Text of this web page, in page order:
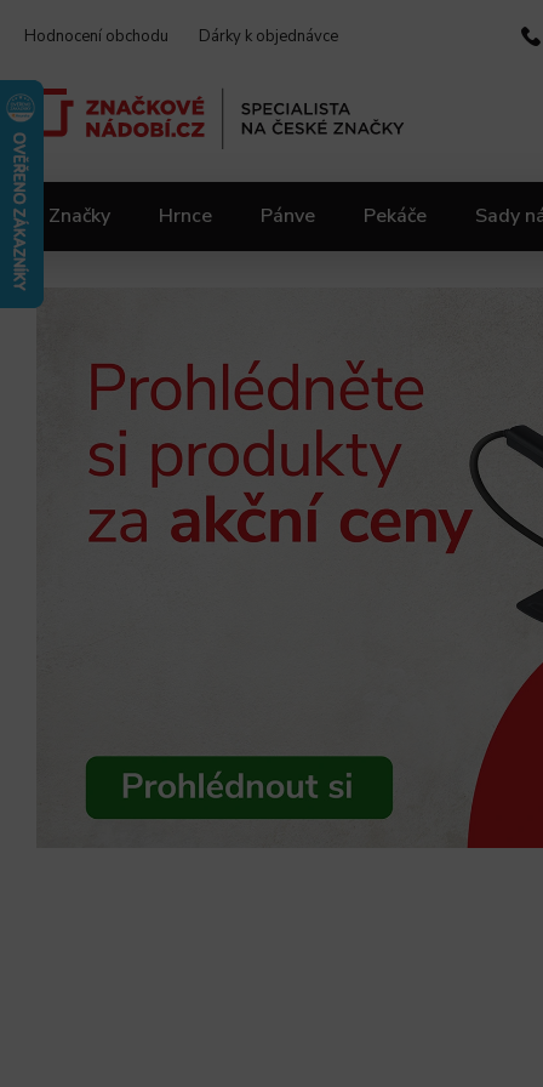
Hodnocení obchodu Dárky k objednávce
Značky Hrnce Pánve Pekáče Sady